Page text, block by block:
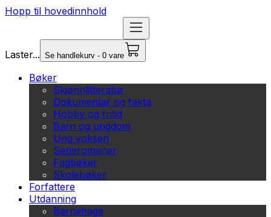
Hopp til hovedinnhold
Laster... Se handlekurv - 0 vare
Bøker
Skjønnlitteratur
Dokumentar og fakta
Hobby og fritid
Barn og ungdom
Ung voksen
Serieromaner
Fagbøker
Skolebøker
Forfattere
Utdanning
Barnehage